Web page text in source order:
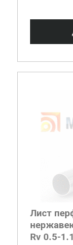
Лист
Rv 0.5-